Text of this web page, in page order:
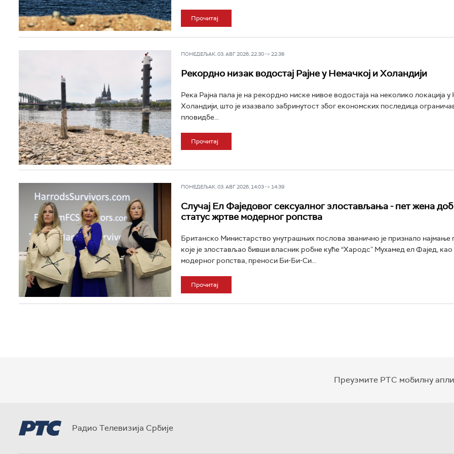
Прочитај
ПОНЕДЕЉАК, 03. АВГ 2026, 22:30 -> 22:38
Рекордно низак водостај Рајне у Немачкој и Холандији
Река Рајна пала је на рекордно ниске нивое водостаја на неколико локација у
Холандији, што је изазвало забринутост због економских последица
пловидбе...
Прочитај
ПОНЕДЕЉАК, 03. АВГ 2026, 14:03 -> 14:39
Случај Ел Фаједовог сексуалног злостављања - пет жена
статус жртве модерног ропства
Британско Министарство унутрашњих послова званично је признало најмање
које је злостављао бивши власник робне куће “Хародс” Мухамед eл Фајед,
модерног ропства, преноси Би-Би-Си...
Прочитај
Преузмите РТС мобилну
Радио Телевизија Србије